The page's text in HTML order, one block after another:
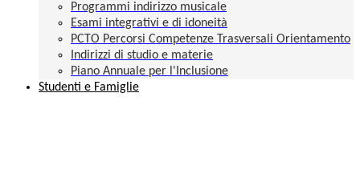
Programmi indirizzo musicale
Esami integrativi e di idoneità
PCTO Percorsi Competenze Trasversali Orientamento
Indirizzi di studio e materie
Piano Annuale per l'Inclusione
Studenti e Famiglie